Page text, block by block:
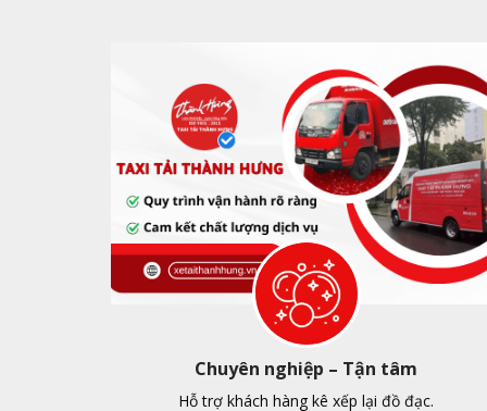
Chuyên nghiệp – Tận tâm
Hỗ trợ khách hàng kê xếp lại đồ đạc.